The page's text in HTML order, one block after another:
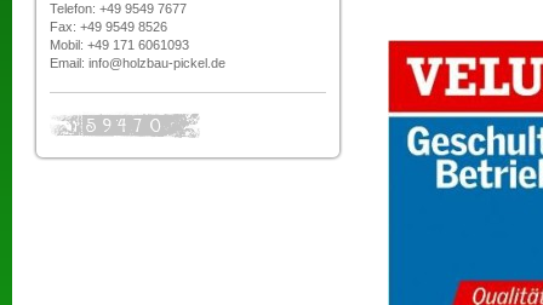
Telefon: +49 9549 7677
Fax: +49 9549 8526
Mobil: +49 171 6061093
Email: info@holzbau-pickel.de